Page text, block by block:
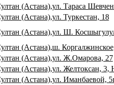
(Астана),ул. Тараса
(Астана),ул. Туркестан, 18
(Астана),ул. Ш.
(Астана),ш.
(Астана),ул. Ж.Омарова, 27
(Астана),ул. Желтоксан, 3,
(Астана),ул. Иманбаевой,